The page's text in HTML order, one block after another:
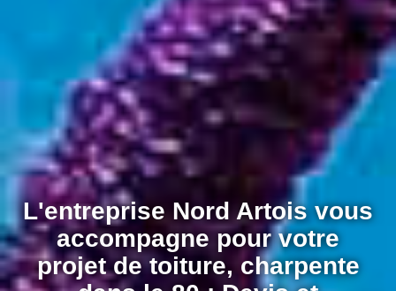
L'entreprise Nord Artois vous
accompagne pour votre
projet de toiture, charpente